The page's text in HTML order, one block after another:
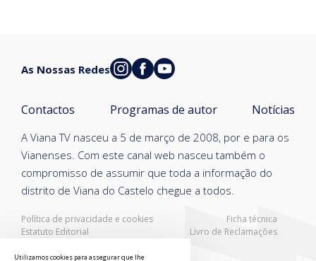
Política de privacidade e cookies
Ficha técnica
Estatuto Editorial
Livro de Reclamações
A Viana TV nasceu a 5 de março de 2008, por e para os
Vianenses. Com este canal web nasceu também o
compromisso de assumir que toda a informação do
distrito de Viana do Castelo chegue a todos.
Contactos Programas de autor Notícias
As Nossas Redes
Utilizamos cookies para assegurar que lhe